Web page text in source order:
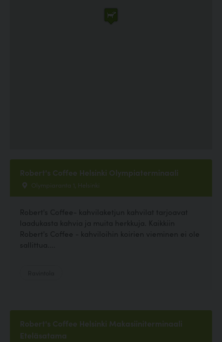
Robert's Coffee Helsinki Olympiaterminaali
Olympiaranta 1, Helsinki
Robert's Coffee- kahvilaketjun kahvilat tarjoavat
laadukasta kahvia ja muita herkkuja. Kaikkiin
Robert's Coffee - kahviloihin koirien vieminen ei ole
sallittua....
Robert's Coffee Helsinki Makasiiniterminaali
Eteläsatama